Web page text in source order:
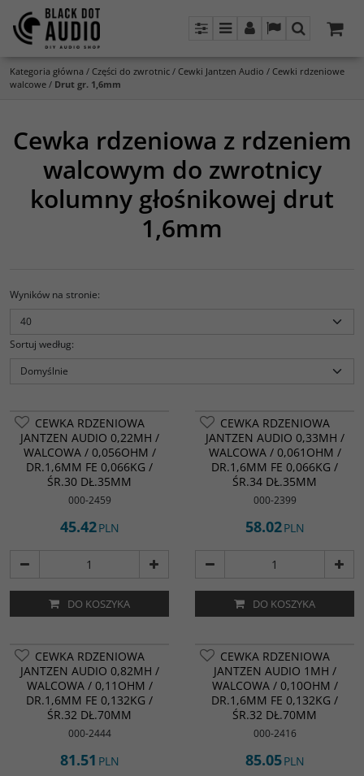
PanelMenuPanel LangSzukaj
Kategoria główna / Części do zwrotnic / Cewki Jantzen Audio / Cewki rdzeniowe
walcowe / Drut gr. 1,6mm
Cewka rdzeniowa z rdzeniem
walcowym do zwrotnicy
kolumny głośnikowej drut
1,6mm
Wyników na stronie:
Sortuj według:
CEWKA RDZENIOWA
JANTZEN AUDIO 0,22MH /
WALCOWA / 0,056OHM /
DR.1,6MM FE 0,066KG /
ŚR.30 DŁ.35MM
000-2459
45.42PLN
DO KOSZYKA
CEWKA RDZENIOWA
JANTZEN AUDIO 0,33MH /
WALCOWA / 0,061OHM /
DR.1,6MM FE 0,066KG /
ŚR.34 DŁ.35MM
000-2399
58.02PLN
DO KOSZYKA
CEWKA RDZENIOWA
JANTZEN AUDIO 0,82MH /
WALCOWA / 0,11OHM /
DR.1,6MM FE 0,132KG /
ŚR.32 DŁ.70MM
000-2444
81.51 PLN
CEWKA RDZENIOWA
JANTZEN AUDIO 1MH /
WALCOWA / 0,10OHM /
DR.1,6MM FE 0,132KG /
ŚR.32 DŁ.70MM
000-2416
85.05PLN